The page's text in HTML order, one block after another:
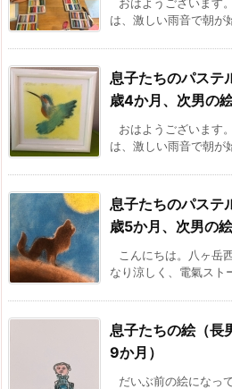
は、激しい雨音で朝が
息子たちのパステ
歳4か月、次男の
おはようございます
は、激しい雨音で朝が
息子たちのパステ
歳5か月、次男の
こんにちは。八ヶ岳
なり涼しく、電氣スト
息子たちの絵（
9か月）
だいぶ前の絵になっ